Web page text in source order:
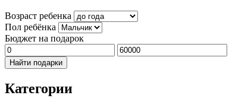
Возраст ребенка
Пол ребёнка
Бюджет на подарок
Найти подарки
Категории